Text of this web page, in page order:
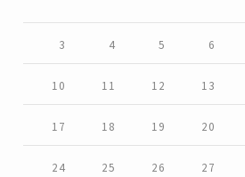
3 4 5 6
10 11 12 13
17 18 19 20
24 25 26 27